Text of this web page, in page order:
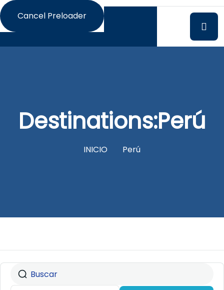
Cancel Preloader
Destinations:Perú
INICIO Perú